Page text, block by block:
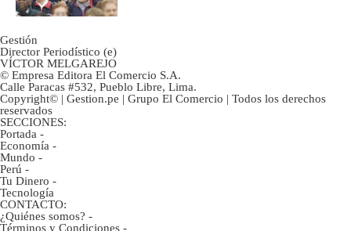
Gestión
Director Periodístico (e)
VÍCTOR MELGAREJO
© Empresa Editora El Comercio S.A.
Calle Paracas #532, Pueblo Libre, Lima.
Copyright© | Gestion.pe | Grupo El Comercio | Todos los derechos
reservados
SECCIONES:
Portada -
Economía -
Mundo -
Perú -
Tu Dinero -
Tecnología
CONTACTO:
¿Quiénes somos? -
Términos y Condiciones -